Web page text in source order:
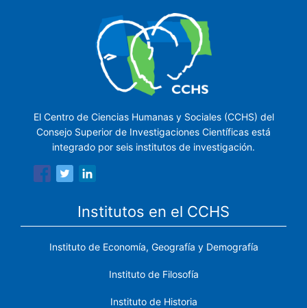
El Centro de Ciencias Humanas y Sociales (CCHS) del
Consejo Superior de Investigaciones Científicas está
integrado por seis institutos de investigación.
Institutos en el CCHS
Instituto de Economía, Geografía y Demografía
Instituto de Filosofía
Instituto de Historia